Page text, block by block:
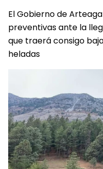
El Gobierno de
preventivas ante la
que traerá consigo
heladas